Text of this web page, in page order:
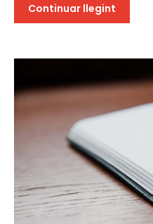
Continuar llegint